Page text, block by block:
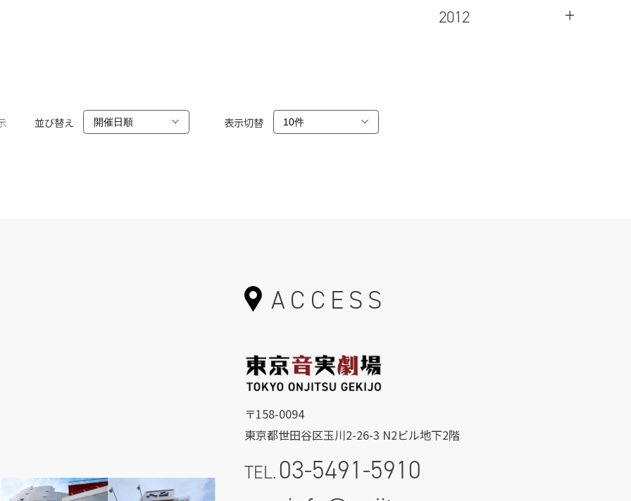
2012
並び替え 表示切替
ACCESS
〒158-0094
東京都世田谷区玉川2-26-3 N2ビル地下2階
TEL.03-5491-5910